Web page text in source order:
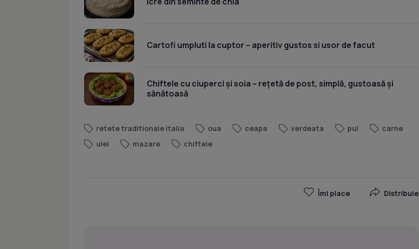
Cartofi umpluti la cuptor – aperitiv gustos si usor de facut
Chiftele cu ciuperci și soia – rețetă de post, simplă, gustoasă și
sănătoasă
retete traditionale italia oua ceapa verdeata pui
carne
ulei
mazare chiftele
Îmi place Distribuie